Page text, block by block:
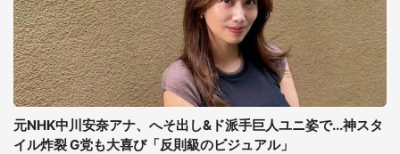
元NHK中川安奈アナ、へそ出し&ド派手巨人ユニ姿で...神スタ
イル炸裂 G党も大喜び「反則級のビジュアル」